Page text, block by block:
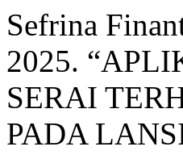
Sefrina
2025.
SERAI
PADA